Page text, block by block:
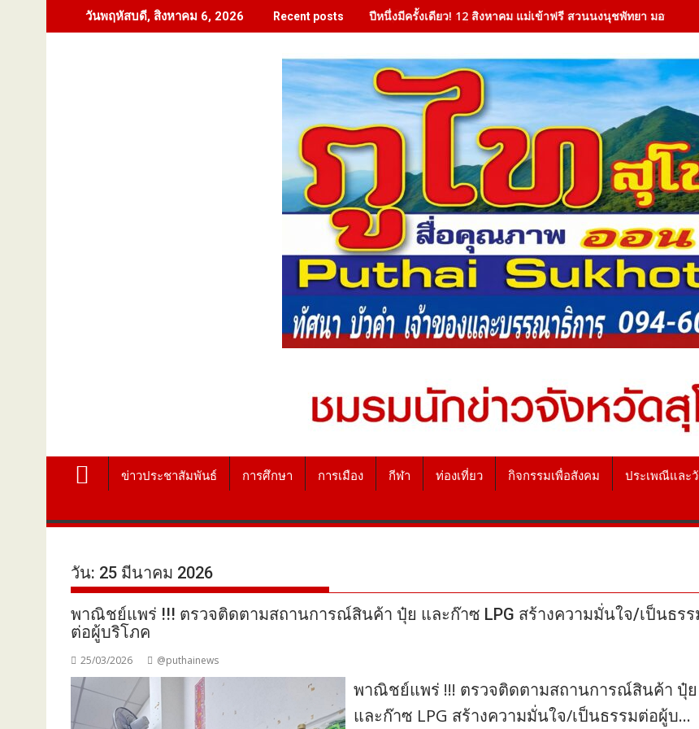
to
วันพฤหัสบดี, สิงหาคม 6, 2026 Recent posts ปีหนึ่งมีครั้งเดียว! 12 สิงหาคม แม่เข้าฟรี สวนนงนุชพัทยา มอบขอ
ข่าวประชาสัมพันธ์ การศึกษา การเมือง กีฬา ท่องเที่ยว กิจกรรมเพื่อสังคม ประเพณีและ
วัน: 25 มีนาคม 2026
พาณิชย์แพร่ !!! ตรวจติดตามสถานการณ์สินค้า ปุ๋ย และก๊าซ LPG สร้างความมั่นใจ/เป็นธรร
ต่อผู้บริโภค
25/03/2026 @puthainews
พาณิชย์แพร่ !!! ตรวจติดตามสถานการณ์สินค้า ปุ๋ย
และก๊าซ LPG สร้างความมั่นใจ/เป็นธรรมต่อผู้บ…